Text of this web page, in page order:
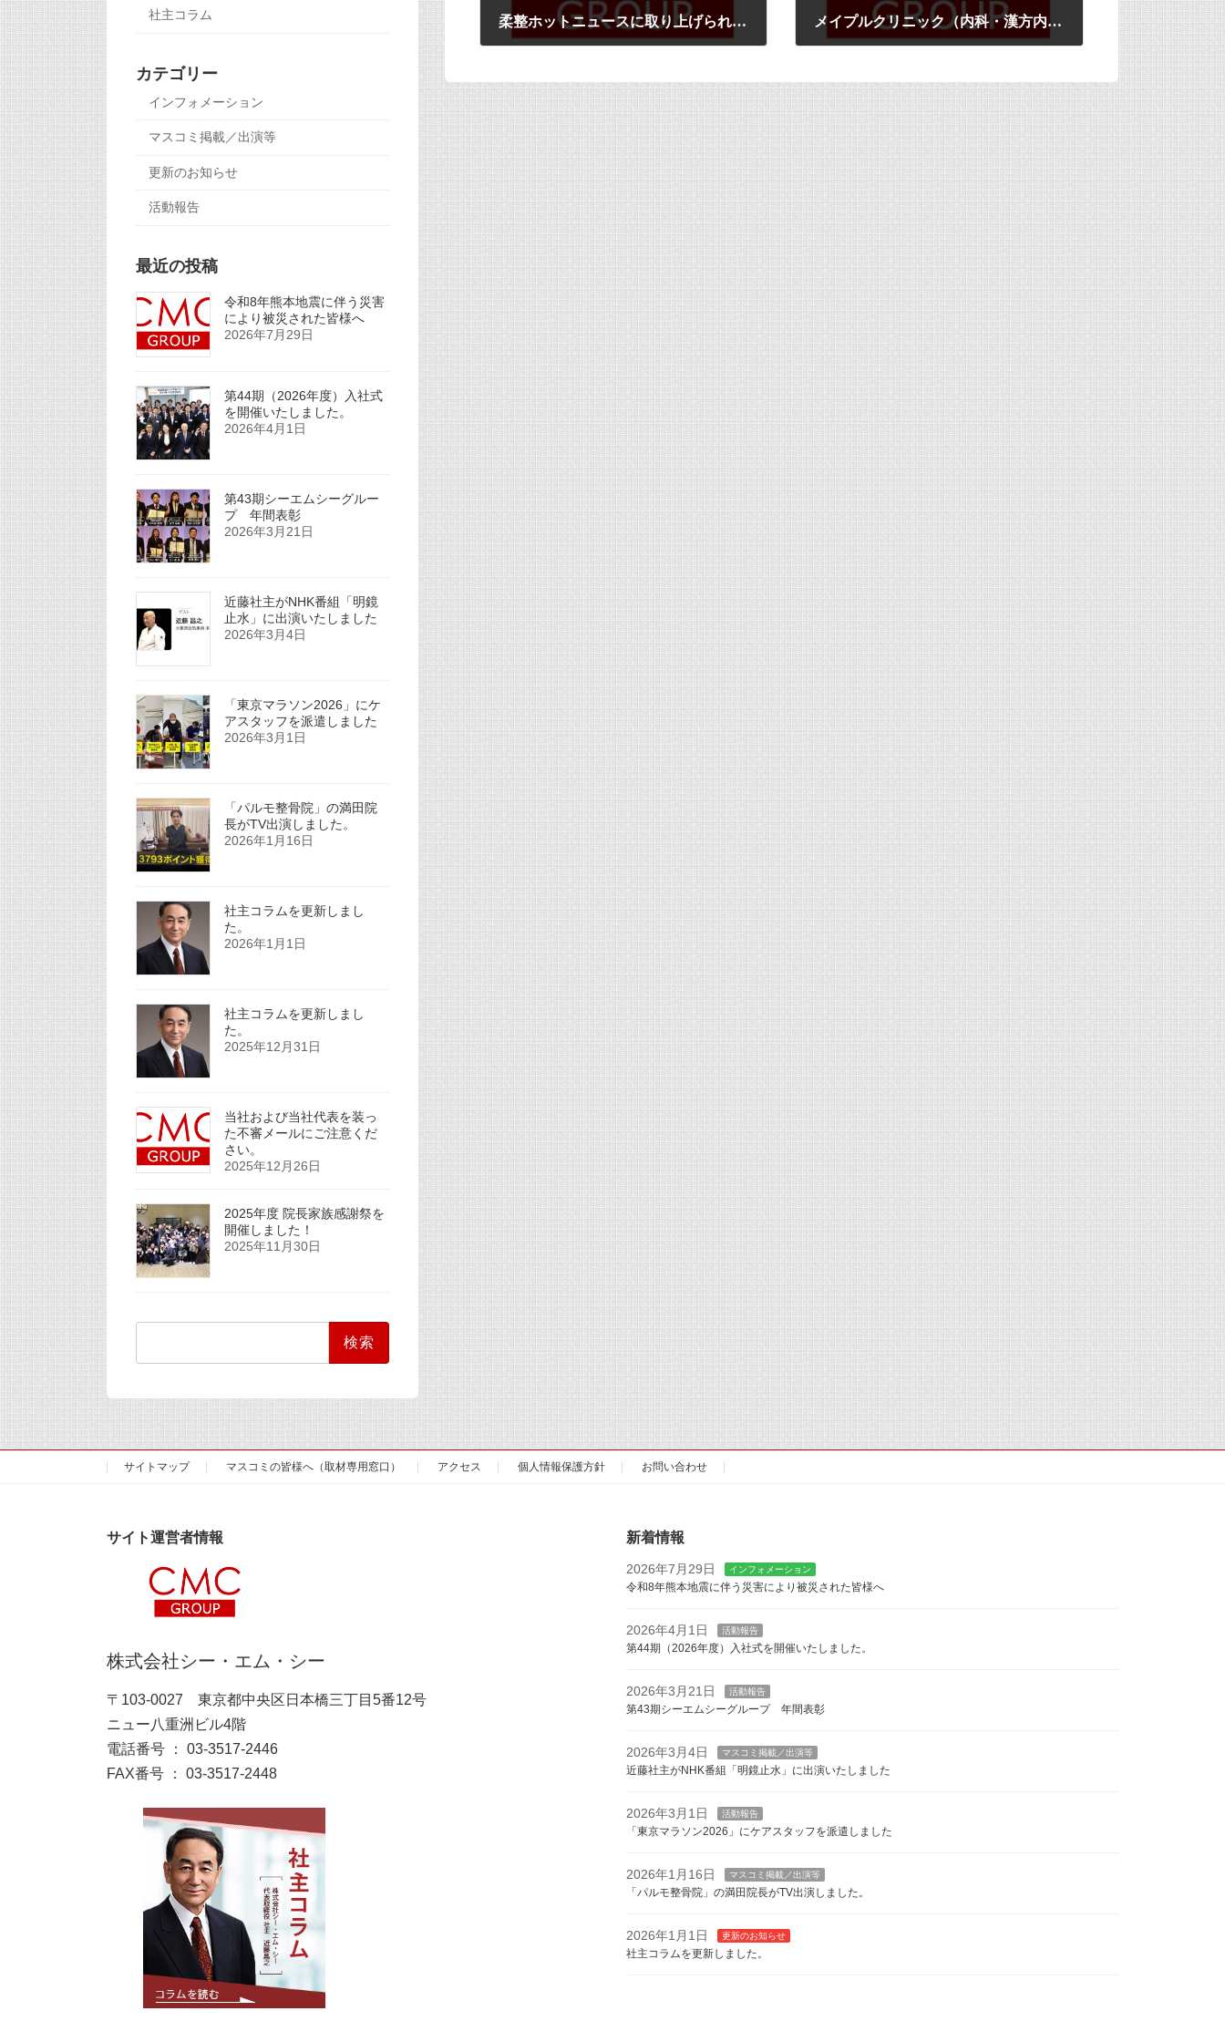
柔整ホットニュースに取り上げられました。 メイプルクリニック（内科・漢方内科） OPENしました！
社主コラム
カテゴリー
インフォメーション
マスコミ掲載／出演等
更新のお知らせ
活動報告
最近の投稿
令和8年熊本地震に伴う災害
により被災された皆様へ
2026年7月29日
第44期（2026年度）入社式
を開催いたしました。
2026年4月1日
第43期シーエムシーグルー
プ 年間表彰
2026年3月21日
近藤社主がNHK番組「明鏡
止水」に出演いたしました
2026年3月4日
「東京マラソン2026」にケ
アスタッフを派遣しました
2026年3月1日
「パルモ整骨院」の満田院
長がTV出演しました。
2026年1月16日
社主コラムを更新しまし
た。
2026年1月1日
社主コラムを更新しまし
た。
2025年12月31日
当社および当社代表を装っ
た不審メールにご注意くだ
さい。
2025年12月26日
2025年度 院長家族感謝祭を
開催しました！
2025年11月30日
サイトマップ マスコミの皆様へ（取材専用窓口） アクセス 個人情報保護方針 お問い合わせ
サイト運営者情報
株式会社シー・エム・シー
〒103-0027 東京都中央区日本橋三丁目5番12号
ニュー八重洲ビル4階
電話番号 ： 03-3517-2446
FAX番号 ： 03-3517-2448
新着情報
2026年7月29日 インフォメーション
令和8年熊本地震に伴う災害により被災された皆様へ
2026年4月1日 活動報告
第44期（2026年度）入社式を開催いたしました。
2026年3月21日 活動報告
第43期シーエムシーグループ 年間表彰
2026年3月4日 マスコミ掲載／出演等
近藤社主がNHK番組「明鏡止水」に出演いたしました
2026年3月1日 活動報告
「東京マラソン2026」にケアスタッフを派遣しました
2026年1月16日 マスコミ掲載／出演等
「パルモ整骨院」の満田院長がTV出演しました。
2026年1月1日 更新のお知らせ
社主コラムを更新しました。